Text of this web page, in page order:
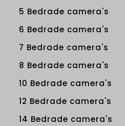
5 Bedrade camera's
6 Bedrade camera's
7 Bedrade camera's
8 Bedrade camera's
10 Bedrade camera's
12 Bedrade camera's
14 Bedrade camera's